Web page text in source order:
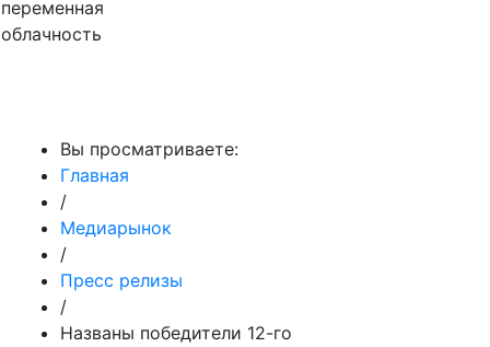
переменная
облачность
Вы просматриваете:
Главная
/
Медиарынок
/
Пресс релизы
/
Названы победители 12-го